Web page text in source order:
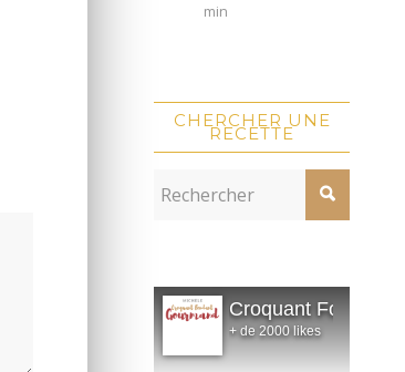
min
CHERCHER UNE
RECETTE
Croquant Fondant
+ de 2000 likes